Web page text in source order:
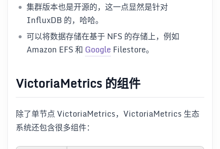
集群版本也是开源的，这一点显然是针对
InfluxDB 的，哈哈。
可以将数据存储在基于 NFS 的存储上，例如
Amazon EFS 和 Google Filestore。
VictoriaMetrics 的组件
除了单节点 VictoriaMetrics，VictoriaMetrics 生态
系统还包含很多组件：